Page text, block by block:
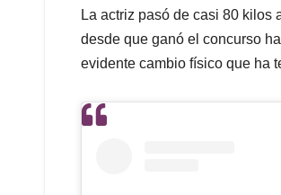
La actriz pasó de casi 80 kilos
desde que ganó el concurso
evidente cambio físico que ha